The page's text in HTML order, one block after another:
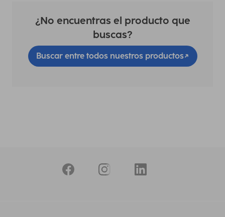
¿No encuentras el producto que
buscas?
Buscar entre todos nuestros productos